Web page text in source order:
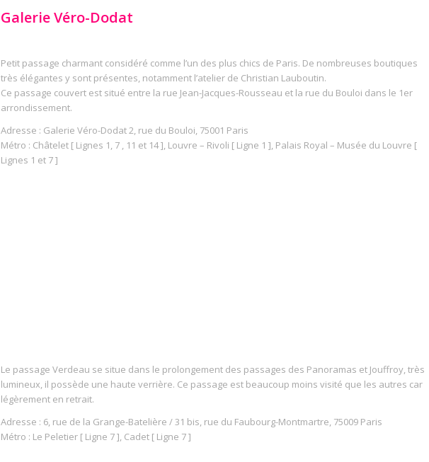
Galerie Véro-Dodat
Petit passage charmant considéré comme l’un des plus chics de Paris. De nombreuses boutiques
très élégantes y sont présentes, notamment l’atelier de Christian Lauboutin.
Ce passage couvert est situé entre la rue Jean-Jacques-Rousseau et la rue du Bouloi dans le 1er
arrondissement.
Adresse : Galerie Véro-Dodat 2, rue du Bouloi, 75001 Paris
Métro : Châtelet [ Lignes 1, 7 , 11 et 14 ], Louvre – Rivoli [ Ligne 1 ], Palais Royal – Musée du Louvre [
Lignes 1 et 7 ]
Le passage Verdeau se situe dans le prolongement des passages des Panoramas et Jouffroy, très
lumineux, il possède une haute verrière. Ce passage est beaucoup moins visité que les autres car
légèrement en retrait.
Adresse : 6, rue de la Grange-Batelière / 31 bis, rue du Faubourg-Montmartre, 75009 Paris
Métro : Le Peletier [ Ligne 7 ], Cadet [ Ligne 7 ]